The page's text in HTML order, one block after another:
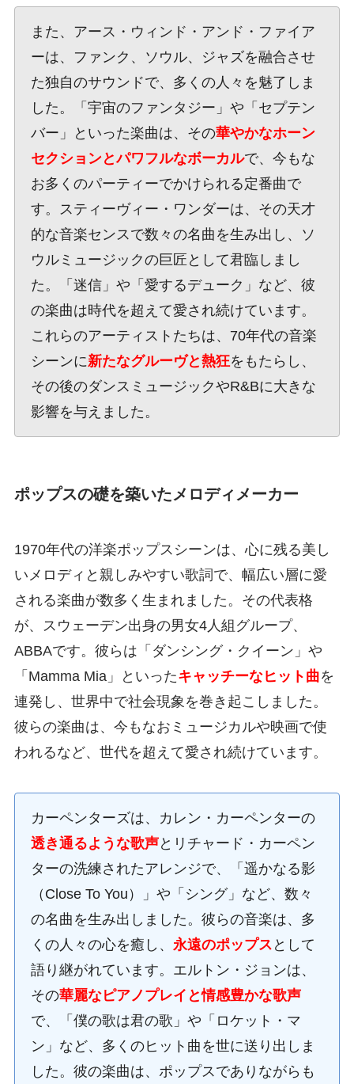
また、アース・ウィンド・アンド・ファイア
ーは、ファンク、ソウル、ジャズを融合させ
た独自のサウンドで、多くの人々を魅了しま
した。「宇宙のファンタジー」や「セプテン
バー」といった楽曲は、その華やかなホーン
セクションとパワフルなボーカルで、今もな
お多くのパーティーでかけられる定番曲で
す。スティーヴィー・ワンダーは、その天才
的な音楽センスで数々の名曲を生み出し、ソ
ウルミュージックの巨匠として君臨しまし
た。「迷信」や「愛するデューク」など、彼
の楽曲は時代を超えて愛され続けています。
これらのアーティストたちは、70年代の音楽
シーンに新たなグルーヴと熱狂をもたらし、
その後のダンスミュージックやR&Bに大きな
影響を与えました。
ポップスの礎を築いたメロディメーカー
1970年代の洋楽ポップスシーンは、心に残る美し
いメロディと親しみやすい歌詞で、幅広い層に愛
される楽曲が数多く生まれました。その代表格
が、スウェーデン出身の男女4人組グループ、
ABBAです。彼らは「ダンシング・クイーン」や
「Mamma Mia」といったキャッチーなヒット曲を
連発し、世界中で社会現象を巻き起こしました。
彼らの楽曲は、今もなおミュージカルや映画で使
われるなど、世代を超えて愛され続けています。
カーペンターズは、カレン・カーペンターの
透き通るような歌声とリチャード・カーペン
ターの洗練されたアレンジで、「遥かなる影
（Close To You）」や「シング」など、数々
の名曲を生み出しました。彼らの音楽は、多
くの人々の心を癒し、 永遠のポップス として
語り継がれています。エルトン・ジョンは、
その華麗なピアノプレイと情感豊かな歌声
で、「僕の歌は君の歌」や「ロケット・マ
ン」など、多くのヒット曲を世に送り出しま
した。彼の楽曲は、ポップスでありながらも